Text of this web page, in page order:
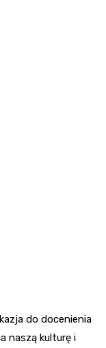
do docenienia
naszą kulturę i